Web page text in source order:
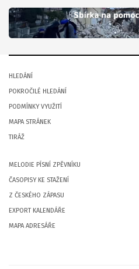
HLEDÁNÍ
POKROČILÉ HLEDÁNÍ
PODMÍNKY VYUŽITÍ
MAPA STRÁNEK
TIRÁŽ
MELODIE PÍSNÍ ZPĚVNÍKU
ČASOPISY KE STAŽENÍ
Z ČESKÉHO ZÁPASU
EXPORT KALENDÁŘE
MAPA ADRESÁŘE